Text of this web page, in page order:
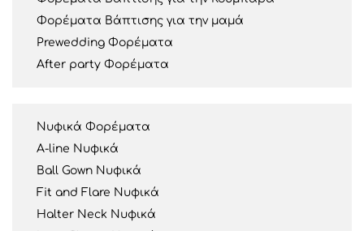
Φορέματα Βάπτισης για την μαμά
Prewedding Φορέματα
After party Φορέματα
Νυφικά Φορέματα
A-line Νυφικά
Ball Gown Νυφικά
Fit and Flare Νυφικά
Halter Neck Νυφικά